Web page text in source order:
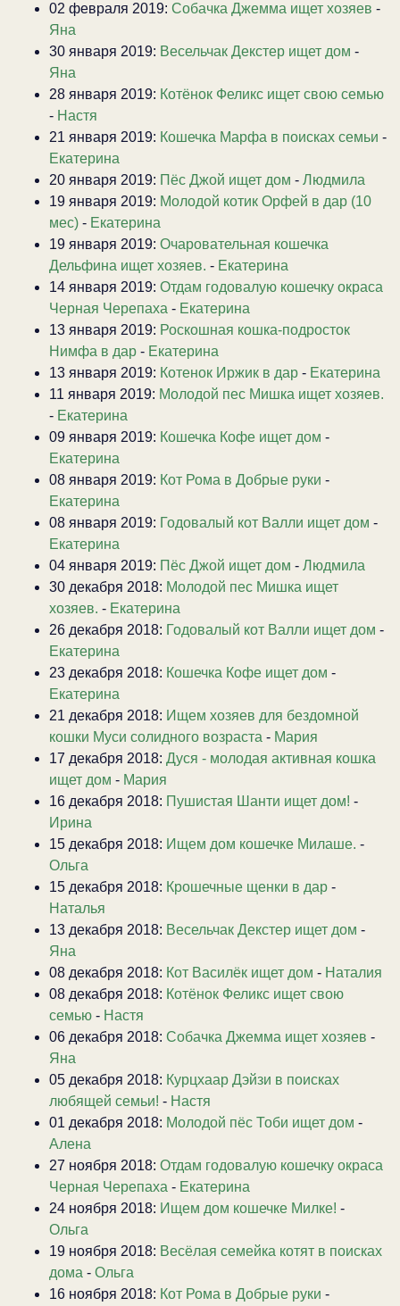
02 февраля 2019: Собачка Джемма ищет хозяев -
Яна
30 января 2019: Весельчак Декстер ищет дом -
Яна
28 января 2019: Котёнок Феликс ищет свою семью
- Настя
21 января 2019: Кошечка Марфа в поисках семьи -
Екатерина
20 января 2019: Пёс Джой ищет дом - Людмила
19 января 2019: Молодой котик Орфей в дар (10
мес) - Екатерина
19 января 2019: Очаровательная кошечка
Дельфина ищет хозяев. - Екатерина
14 января 2019: Отдам годовалую кошечку окраса
Черная Черепаха - Екатерина
13 января 2019: Роскошная кошка-подросток
Нимфа в дар - Екатерина
13 января 2019: Котенок Иржик в дар - Екатерина
11 января 2019: Молодой пес Мишка ищет хозяев.
- Екатерина
09 января 2019: Кошечка Кофе ищет дом -
Екатерина
08 января 2019: Кот Рома в Добрые руки -
Екатерина
08 января 2019: Годовалый кот Валли ищет дом -
Екатерина
04 января 2019: Пёс Джой ищет дом - Людмила
30 декабря 2018: Молодой пес Мишка ищет
хозяев. - Екатерина
26 декабря 2018: Годовалый кот Валли ищет дом -
Екатерина
23 декабря 2018: Кошечка Кофе ищет дом -
Екатерина
21 декабря 2018: Ищем хозяев для бездомной
кошки Муси солидного возраста - Мария
17 декабря 2018: Дуся - молодая активная кошка
ищет дом - Мария
16 декабря 2018: Пушистая Шанти ищет дом! -
Ирина
15 декабря 2018: Ищем дом кошечке Милаше. -
Ольга
15 декабря 2018: Крошечные щенки в дар -
Наталья
13 декабря 2018: Весельчак Декстер ищет дом -
Яна
08 декабря 2018: Кот Василёк ищет дом - Наталия
08 декабря 2018: Котёнок Феликс ищет свою
семью - Настя
06 декабря 2018: Собачка Джемма ищет хозяев -
Яна
05 декабря 2018: Курцхаар Дэйзи в поисках
любящей семьи! - Настя
01 декабря 2018: Молодой пёс Тоби ищет дом -
Алена
27 ноября 2018: Отдам годовалую кошечку окраса
Черная Черепаха - Екатерина
24 ноября 2018: Ищем дом кошечке Милке! -
Ольга
19 ноября 2018: Весёлая семейка котят в поисках
дома - Ольга
16 ноября 2018: Кот Рома в Добрые руки -